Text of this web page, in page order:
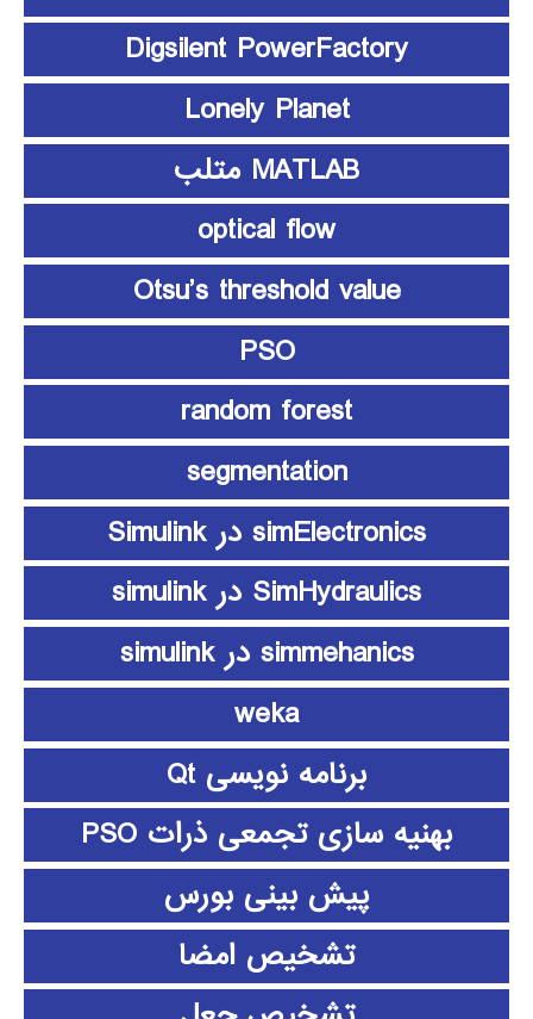
Digsilent PowerFactory
Lonely Planet
MATLAB متلب
optical flow
Otsu’s threshold value
PSO
random forest
segmentation
simElectronics در Simulink
SimHydraulics در simulink
simmehanics در simulink
weka
برنامه نویسی Qt
بهنیه سازی تجمعی ذرات PSO
پیش بینی بورس
تشخیص امضا